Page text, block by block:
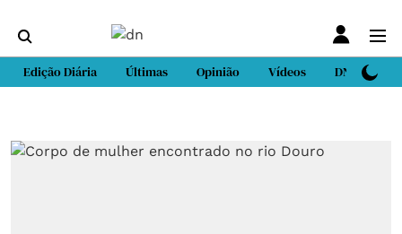
Edição Diária Últimas Opinião Vídeos DN Sport